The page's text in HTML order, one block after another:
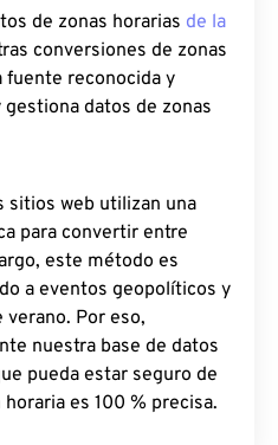
de zonas horarias de la
conversiones de zonas
fuente reconocida y
datos de zonas
sitios web utilizan una
para convertir entre
este método es
a eventos geopolíticos y
Por eso,
nuestra base de datos
pueda estar seguro de
es 100 % precisa.